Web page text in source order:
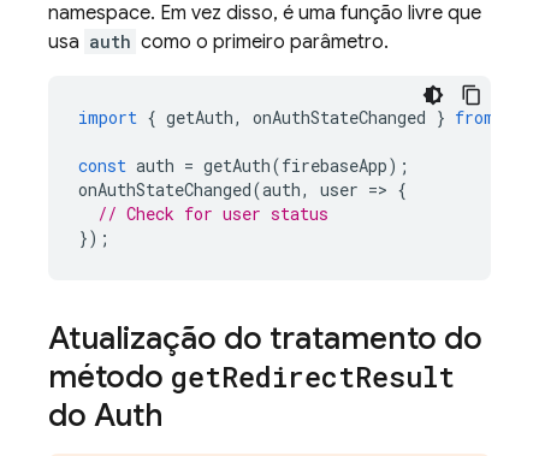
namespace. Em vez disso, é uma função livre que
usa auth como o primeiro parâmetro.
import { getAuth, onAuthStateChanged } from
const auth = getAuth(firebaseApp);
onAuthStateChanged(auth, user => {
// Check for user status
});
Atualização do tratamento do
método getRedirectResult
do Auth